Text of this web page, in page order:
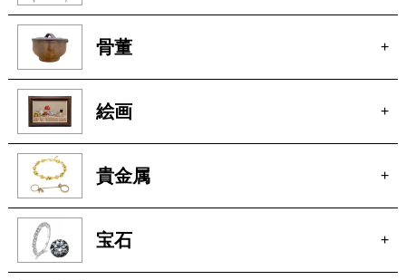
骨董 +
絵画 +
貴金属 +
宝石 +